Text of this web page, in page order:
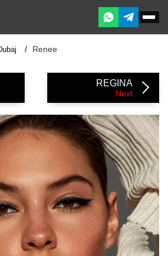
Renee
REGINA
Next